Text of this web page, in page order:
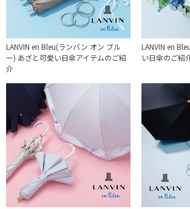
LANVIN en Bleu(ランバン オン ブル
ー) あざと可愛い日傘アイテムのご紹
介
LANVIN en
い日傘のご紹